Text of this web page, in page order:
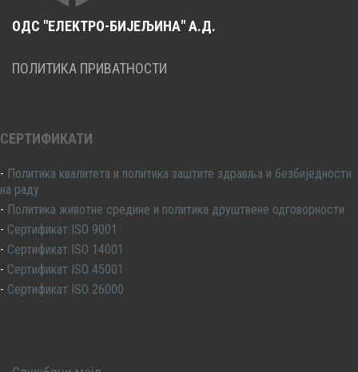
ОДС "ЕЛЕКТРО-БИЈЕЉИНА" А.Д.
ПОЛИТИКА ПРИВАТНОСТИ
СЕРТИФИКАТИ
- Политика квалитета и политика заштите здравља и безбиједности
на раду
- Политика животне средине и политика друштвене одговорности
- Сертификат ISO 9001
- Сертификат ISO 14001
- Сертификат ISO 45001
- Сертификат ISO 26000